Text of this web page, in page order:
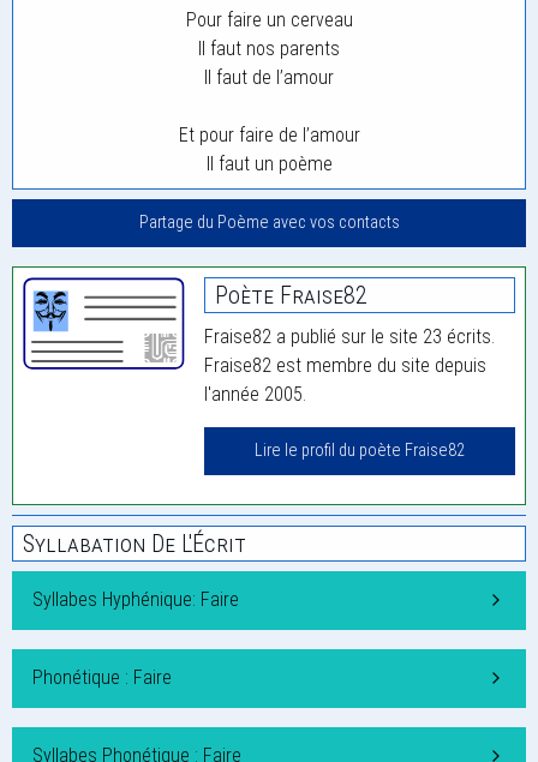
Pour faire un cerveau
Il faut nos parents
Il faut de l’amour
Et pour faire de l’amour
Il faut un poème
Partage du Poème avec vos contacts
Poète Fraise82
Fraise82 a publié sur le site 23 écrits.
Fraise82 est membre du site depuis
l'année 2005.
Lire le profil du poète Fraise82
Syllabation De L'Écrit
Syllabes Hyphénique: Faire
Phonétique : Faire
Syllabes Phonétique : Faire